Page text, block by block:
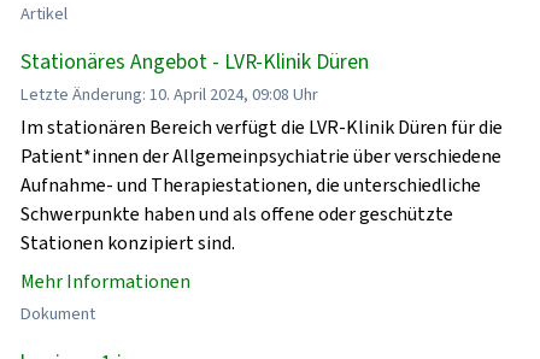
Artikel
Stationäres Angebot - LVR-Klinik Düren
Letzte Änderung: 10. April 2024, 09:08 Uhr
Im stationären Bereich verfügt die LVR-Klinik Düren für die
Patient*innen der Allgemeinpsychiatrie über verschiedene
Aufnahme- und Therapiestationen, die unterschiedliche
Schwerpunkte haben und als offene oder geschützte
Stationen konzipiert sind.
Mehr Informationen
Dokument